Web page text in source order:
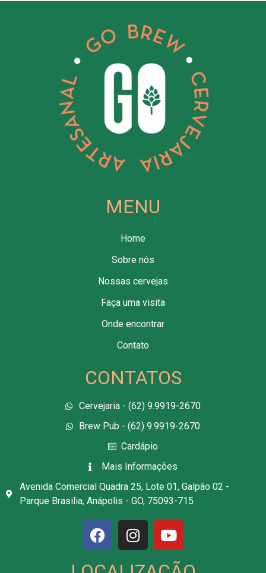
MENU
Home
Sobre nós
Nossas cervejas
Faça uma visita
Onde encontrar
Contato
CONTATOS
Cervejaria - (62) 9.9919-2670
Brew Pub - (62) 9.9919-2670
Cardápio
Mais Informações
Avenida Comercial Quadra 25, Lote 01, Galpão 02 -
Parque Brasilia, Anápolis - GO, 75093-715